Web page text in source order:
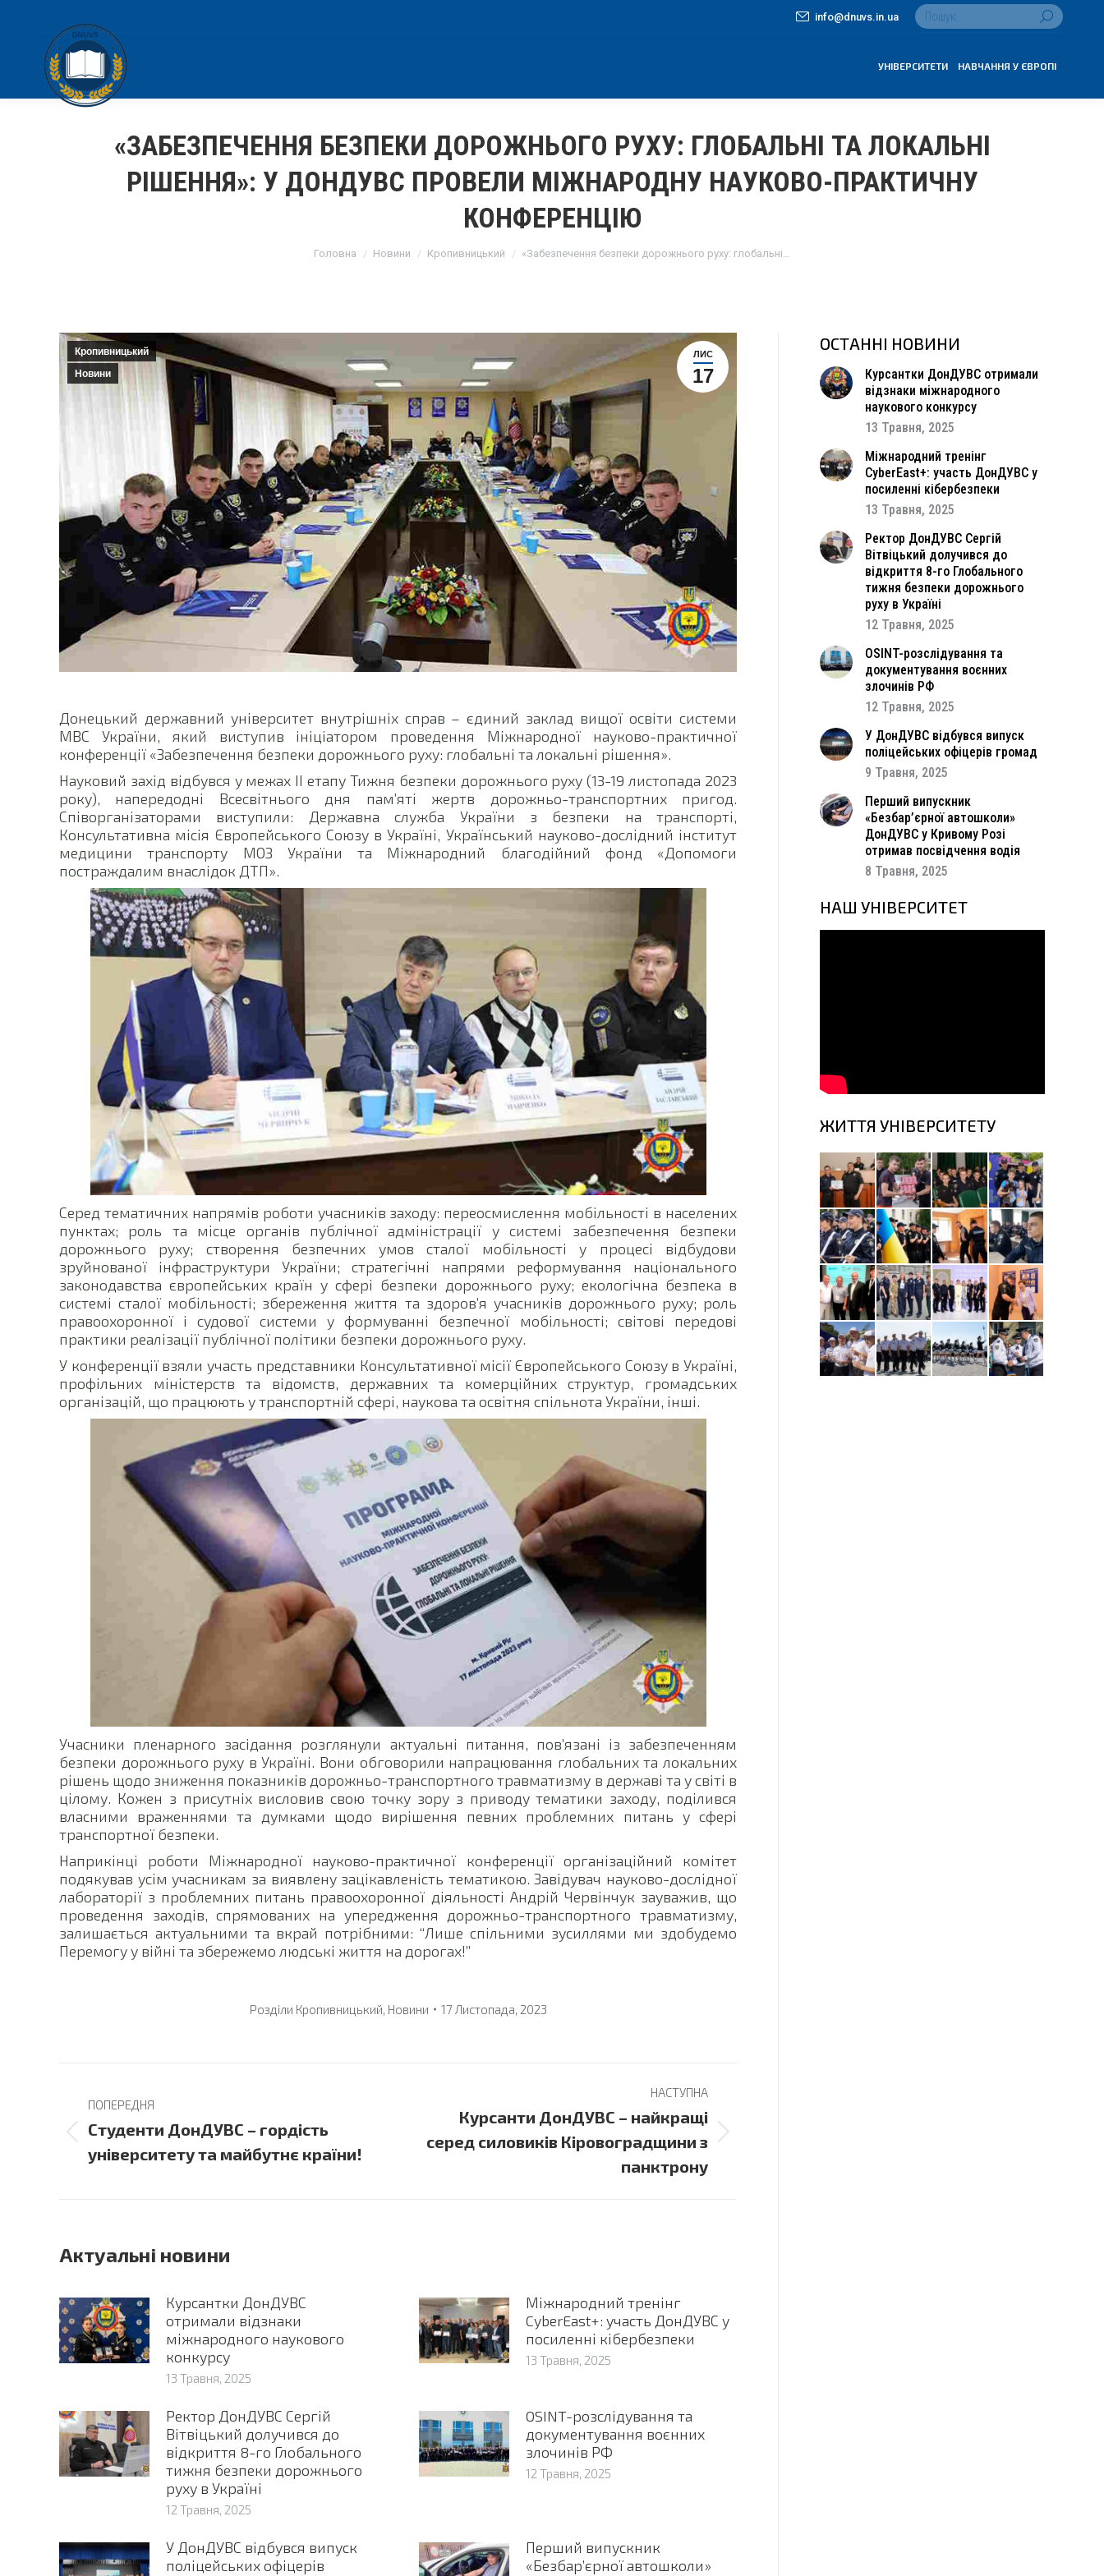
info@dnuvs.in.ua Search:
УНІВЕРСИТЕТИ НАВЧАННЯ У ЄВРОПІ
«ЗАБЕЗПЕЧЕННЯ БЕЗПЕКИ ДОРОЖНЬОГО РУХУ: ГЛОБАЛЬНІ ТА ЛОКАЛЬНІ
РІШЕННЯ»: У ДОНДУВС ПРОВЕЛИ МІЖНАРОДНУ НАУКОВО-ПРАКТИЧНУ
КОНФЕРЕНЦІЮ
Головна Новини Кропивницький «Забезпечення безпеки дорожнього руху: глобальні…
ЛИС
17
Кропивницький
Новини
Донецький державний університет внутрішніх справ – єдиний заклад вищої освіти системи
МВС України, який виступив ініціатором проведення Міжнародної науково-практичної
конференції «Забезпечення безпеки дорожнього руху: глобальні та локальні рішення».
Науковий захід відбувся у межах ІІ етапу Тижня безпеки дорожнього руху (13-19 листопада 2023
року), напередодні Всесвітнього дня пам’яті жертв дорожньо-транспортних пригод.
Співорганізаторами виступили: Державна служба України з безпеки на транспорті,
Консультативна місія Європейського Союзу в Україні, Український науково-дослідний інститут
медицини транспорту МОЗ України та Міжнародний благодійний фонд «Допомоги
постраждалим внаслідок ДТП».
Серед тематичних напрямів роботи учасників заходу: переосмислення мобільності в населених
пунктах; роль та місце органів публічної адміністрації у системі забезпечення безпеки
дорожнього руху; створення безпечних умов сталої мобільності у процесі відбудови
зруйнованої інфраструктури України; стратегічні напрями реформування національного
законодавства європейських країн у сфері безпеки дорожнього руху; екологічна безпека в
системі сталої мобільності; збереження життя та здоров’я учасників дорожнього руху; роль
правоохоронної і судової системи у формуванні безпечної мобільності; світові передові
практики реалізації публічної політики безпеки дорожнього руху.
У конференції взяли участь представники Консультативної місії Європейського Союзу в Україні,
профільних міністерств та відомств, державних та комерційних структур, громадських
організацій, що працюють у транспортній сфері, наукова та освітня спільнота України, інші.
Учасники пленарного засідання розглянули актуальні питання, пов’язані із забезпеченням
безпеки дорожнього руху в Україні. Вони обговорили напрацювання глобальних та локальних
рішень щодо зниження показників дорожньо-транспортного травматизму в державі та у світі в
цілому. Кожен з присутніх висловив свою точку зору з приводу тематики заходу, поділився
власними враженнями та думками щодо вирішення певних проблемних питань у сфері
транспортної безпеки.
Наприкінці роботи Міжнародної науково-практичної конференції організаційний комітет
подякував усім учасникам за виявлену зацікавленість тематикою. Завідувач науково-дослідної
лабораторії з проблемних питань правоохоронної діяльності Андрій Червінчук зауважив, що
проведення заходів, спрямованих на упередження дорожньо-транспортного травматизму,
залишається актуальними та вкрай потрібними: “Лише спільними зусиллями ми здобудемо
Перемогу у війні та збережемо людські життя на дорогах!”
Розділи Кропивницький, Новини 17 Листопада, 2023
navigation
ПОПЕРЕДНЯ
Previous
post:
Студенти ДонДУВС – гордість
університету та майбутнє країни!
НАСТУПНА
Next
post:
Курсанти ДонДУВС – найкращі
серед силовиків Кіровоградщини з
панктрону
Актуальні новини
Курсантки ДонДУВС
отримали відзнаки
міжнародного наукового
конкурсу
13 Травня, 2025
Міжнародний тренінг
CyberEast+: участь ДонДУВС у
посиленні кібербезпеки
13 Травня, 2025
Ректор ДонДУВС Сергій
Вітвіцький долучився до
відкриття 8-го Глобального
тижня безпеки дорожнього
руху в Україні
12 Травня, 2025
OSINT-розслідування та
документування воєнних
злочинів РФ
12 Травня, 2025
У ДонДУВС відбувся випуск
поліцейських офіцерів
Перший випускник
«Безбар’єрної автошколи»
ОСТАННІ НОВИНИ
Курсантки ДонДУВС отримали
відзнаки міжнародного
наукового конкурсу
13 Травня, 2025
Міжнародний тренінг
CyberEast+: участь ДонДУВС у
посиленні кібербезпеки
13 Травня, 2025
Ректор ДонДУВС Сергій
Вітвіцький долучився до
відкриття 8-го Глобального
тижня безпеки дорожнього
руху в Україні
12 Травня, 2025
OSINT-розслідування та
документування воєнних
злочинів РФ
12 Травня, 2025
У ДонДУВС відбувся випуск
поліцейських офіцерів громад
9 Травня, 2025
Перший випускник
«Безбар’єрної автошколи»
ДонДУВС у Кривому Розі
отримав посвідчення водія
8 Травня, 2025
НАШ УНІВЕРСИТЕТ
ЖИТТЯ УНІВЕРСИТЕТУ